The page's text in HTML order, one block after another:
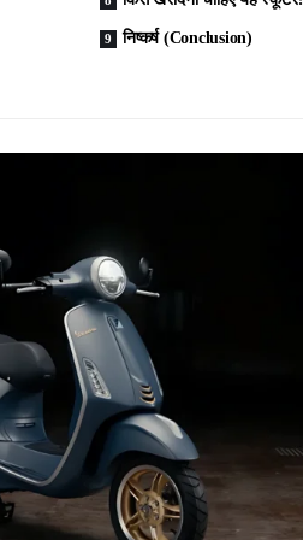
निष्कर्ष (Conclusion)